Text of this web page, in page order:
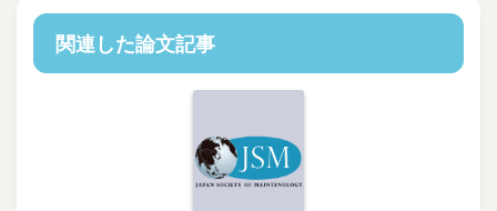
関連した論文記事